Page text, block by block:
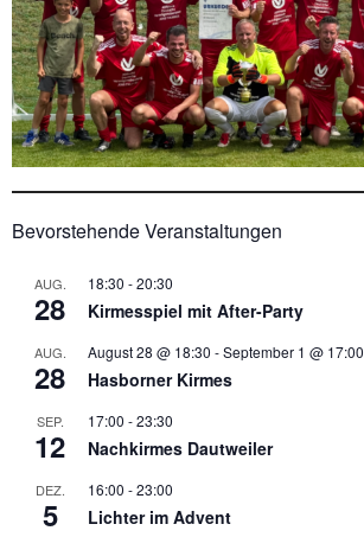
Bevorstehende Veranstaltungen
AUG.
28
18:30 -20:30
Kirmesspiel mit After-Party
AUG.
28
August 28 @ 18:30 -September 1 @ 17:00
Hasborner Kirmes
SEP.
12
17:00 -23:30
Nachkirmes Dautweiler
DEZ.
5
16:00 -23:00
Lichter im Advent